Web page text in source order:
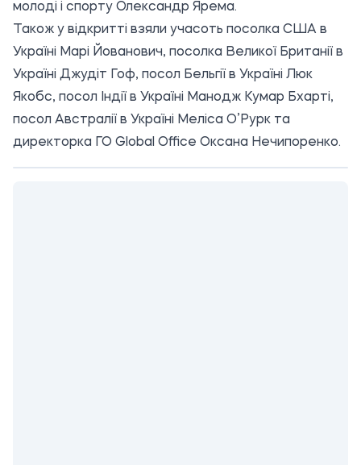
молоді і спорту Олександр Ярема.
Також у відкритті взяли учасоть посолка США в
Україні Марі Йованович, посолка Великої Британії в
Україні Джудіт Гоф, посол Бельгії в Україні Люк
Якобс, посол Індії в Україні Манодж Кумар Бхарті,
посол Австралії в Україні Меліса О’Рурк та
директорка ГО Global Office Оксана Нечипоренко.